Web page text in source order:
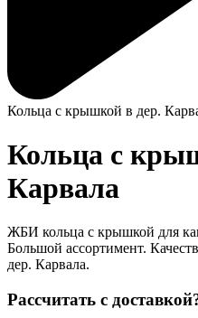
Кольца с крышкой в дер.
Кольца с
Карвала
ЖБИ кольца с крышкой для
Большой ассортимент.
дер. Карвала.
Рассчитать с